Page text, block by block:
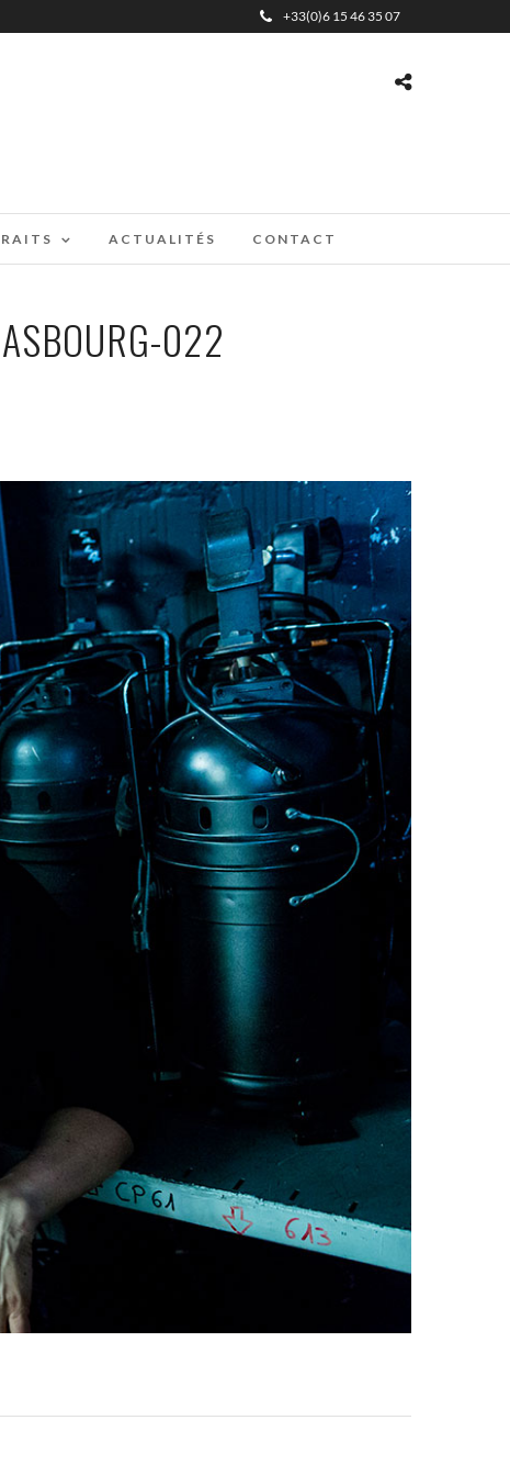
+33(0)6 15 46 35 07
ACTUALITÉS CONTACT
022